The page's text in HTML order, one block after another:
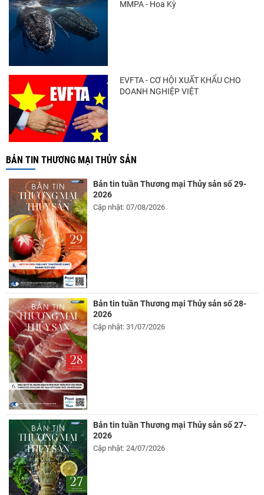
MMPA - Hoa Kỳ
EVFTA - CƠ HỘI XUẤT KHẨU CHO
DOANH NGHIỆP VIỆT
BẢN TIN THƯƠNG MẠI THỦY SẢN
Bản tin tuần Thương mại Thủy sản số 29-
2026
Cập nhật: 07/08/2026
Bản tin tuần Thương mại Thủy sản số 28-
2026
Cập nhật: 31/07/2026
Bản tin tuần Thương mại Thủy sản số 27-
2026
Cập nhật: 24/07/2026